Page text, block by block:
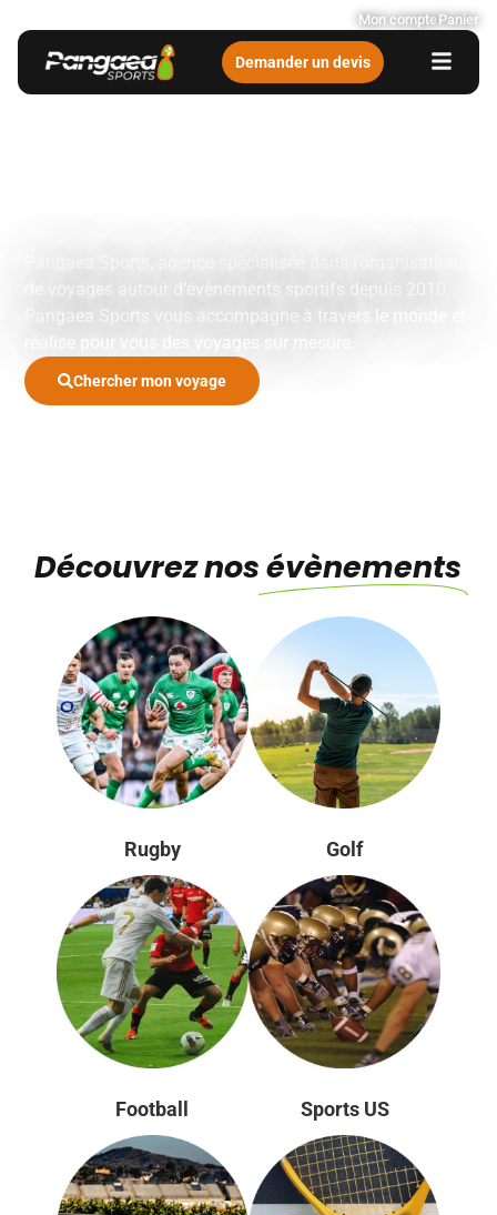
Mon compte Panier
Demander un devis
de voyages autour d’évènements sportifs depuis 2010.
Pangaea Sports vous accompagne à travers le monde et
réalise pour vous des voyages sur mesure.
Chercher mon voyage
Découvrez nos évènements
Rugby Golf
Football Sports US